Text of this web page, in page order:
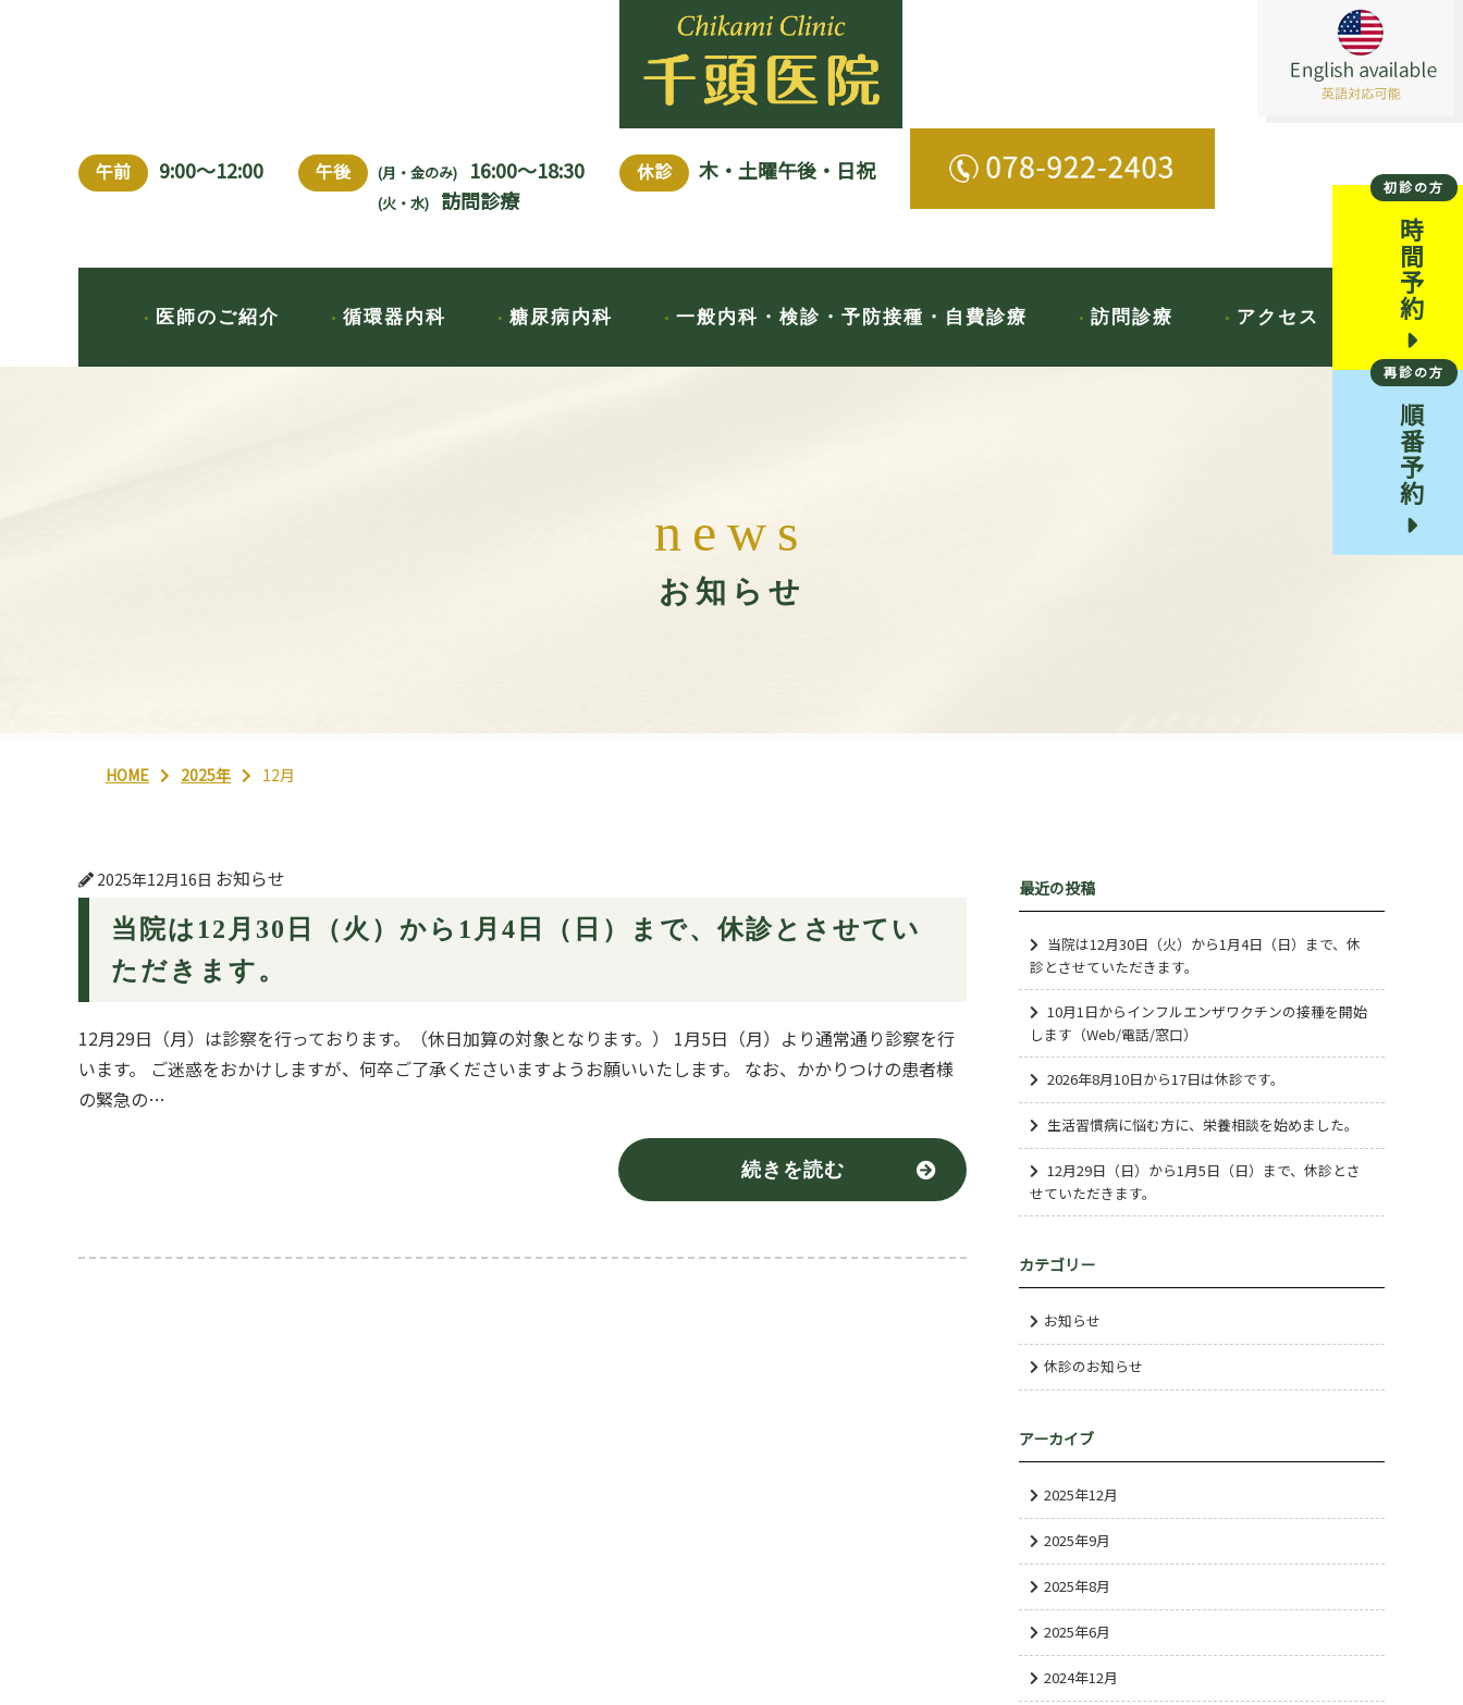
午前 9:00～12:00 午後 (月・金のみ) 16:00～18:30
(火・水) 訪問診療
休診 木・土曜午後・日祝
医師のご紹介 循環器内科 糖尿病内科 一般内科・検診・予防接種・自費診療 訪問診療 アクセス
n ew s
お知らせ
HOME 2025年 12月
2025年12月16日 お知らせ
当院は12月30日（火）から1月4日（日）まで、休診とさせてい
ただきます。
12月29日（月）は診察を行っております。（休日加算の対象となります。） 1月5日（月）より通常通り診察を行
います。 ご迷惑をおかけしますが、何卒ご了承くださいますようお願いいたします。 なお、かかりつけの患者様
の緊急の…
続きを読む
最近の投稿
当院は12月30日（火）から1月4日（日）まで、休
診とさせていただきます。
10月1日からインフルエンザワクチンの接種を開始
します（Web/電話/窓口）
2026年8月10日から17日は休診です。
生活習慣病に悩む方に、栄養相談を始めました。
12月29日（日）から1月5日（日）まで、休診とさ
せていただきます。
カテゴリー
お知らせ
休診のお知らせ
アーカイブ
2025年12月
2025年9月
2025年8月
2025年6月
2024年12月
初診の方
時間予約
再診の方
順番予約